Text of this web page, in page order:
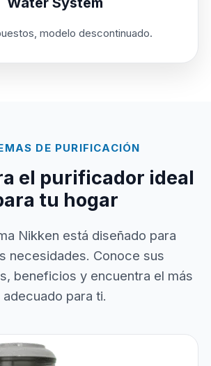
modelo descontinuado.
DE PURIFICACIÓN
el purificador ideal
tu hogar
Nikken está diseñado para
necesidades. Conoce sus
beneficios y encuentra el más
adecuado para ti.